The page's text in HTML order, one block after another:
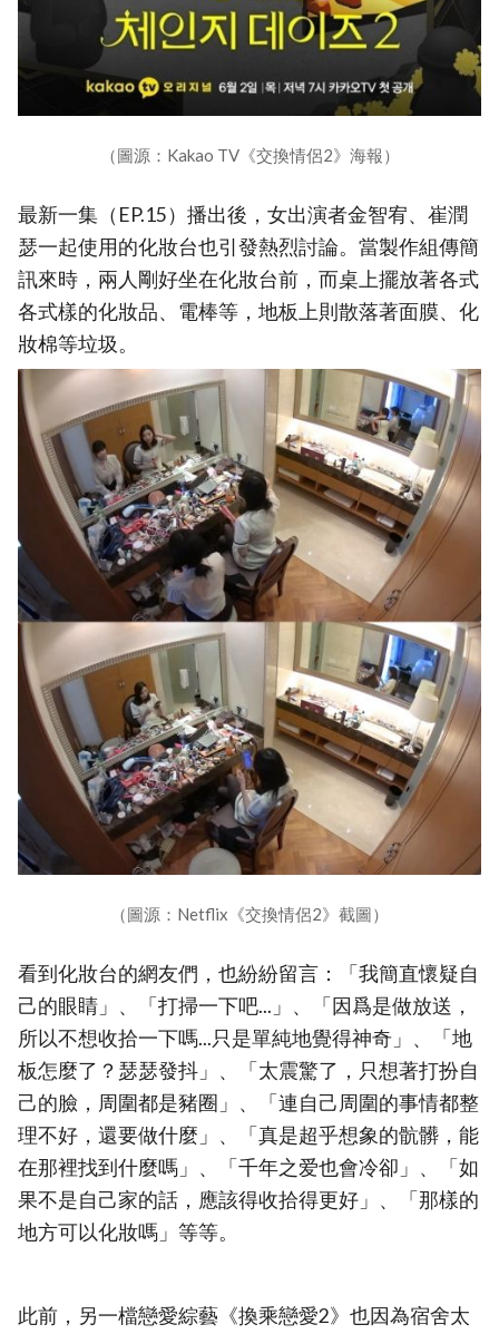
（圖源：Kakao TV《交換情侶2》海報）
最新一集（EP.15）播出後，女出演者金智宥、崔潤
瑟一起使用的化妝台也引發熱烈討論。當製作組傳簡
訊來時，兩人剛好坐在化妝台前，而桌上擺放著各式
各式樣的化妝品、電棒等，地板上則散落著面膜、化
妝棉等垃圾。
（圖源：Netflix《交換情侶2》截圖）
看到化妝台的網友們，也紛紛留言：「我簡直懷疑自
己的眼睛」、「打掃一下吧...」、「因爲是做放送，
所以不想收拾一下嗎...只是單純地覺得神奇」、「地
板怎麼了？瑟瑟發抖」、「太震驚了，只想著打扮自
己的臉，周圍都是豬圈」、「連自己周圍的事情都整
理不好，還要做什麼」、「真是超乎想象的骯髒，能
在那裡找到什麼嗎」、「千年之爱也會冷卻」、「如
果不是自己家的話，應該得收拾得更好」、「那樣的
地方可以化妝嗎」等等。
此前，另一檔戀愛綜藝《換乘戀愛2》也因為宿舍太